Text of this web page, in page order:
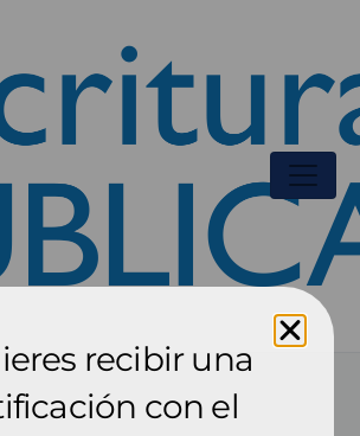
recibir una
con el